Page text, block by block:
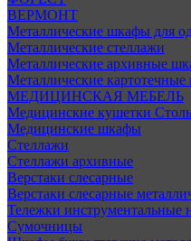
ВЕРМОНТ
Металлические шкафы для
Металлические стеллажи
Металлические архивные
Металлические
МЕДИЦИНСКАЯ МЕБЕЛЬ
Медицинские кушетки
Медицинские шкафы
Стеллажи
Стеллажи архивные
Верстаки слесарные
Верстаки слесарные
Тележки инструментальные
Сумочницы